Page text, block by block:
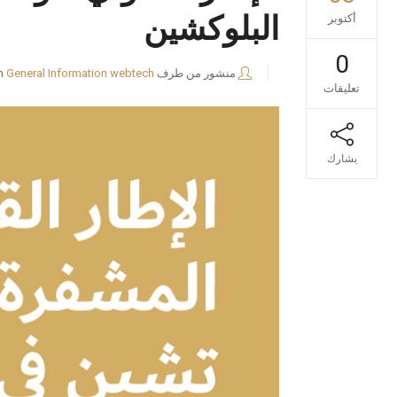
أكتوبر
0
تعليقات
يشارك
البلوكشين
منشور من طرف webtech
General Information